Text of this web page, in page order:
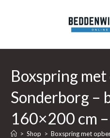
Boxspring
Sonderborg –
160×200 cm
> Shop > Boxspring met